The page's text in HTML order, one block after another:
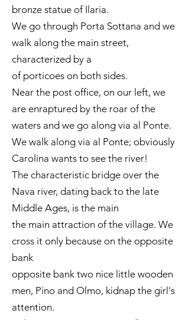
bronze statue of Ilaria.
We go through Porta Sottana and we
walk along the main street,
characterized by a
of porticoes on both sides.
Near the post office, on our left, we
are enraptured by the roar of the
waters and we go along via al Ponte.
We walk along via al Ponte; obviously
Carolina wants to see the river!
The characteristic bridge over the
Nava river, dating back to the late
Middle Ages, is the main
the main attraction of the village. We
cross it only because on the opposite
bank
opposite bank two nice little wooden
men, Pino and Olmo, kidnap the girl's
attention.